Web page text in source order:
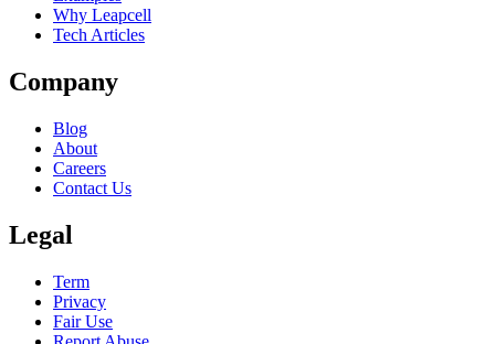
Why Leapcell
Tech Articles
Company
Blog
About
Careers
Contact Us
Legal
Term
Privacy
Fair Use